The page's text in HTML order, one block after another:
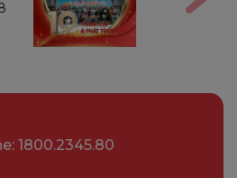
MB 0971234540
1800.2345.80